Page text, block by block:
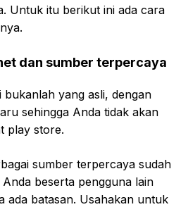
Untuk itu berikut ini ada cara
dan sumber terpercaya
bukanlah yang asli, dengan
sehingga Anda tidak akan
play store.
sumber terpercaya sudah
beserta pengguna lain
ada batasan. Usahakan untuk